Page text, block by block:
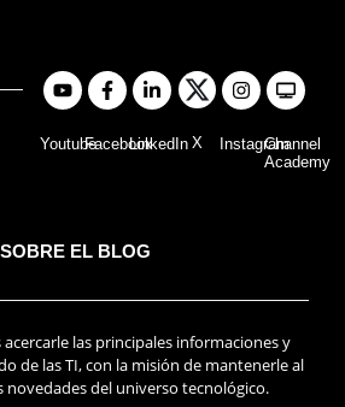
YoutubeFacebookLinkedIn X InstagramChannel
Academy
SOBRE EL BLOG
las principales informaciones y
de las TI, con la misión de mantenerle al
novedades del universo tecnológico.